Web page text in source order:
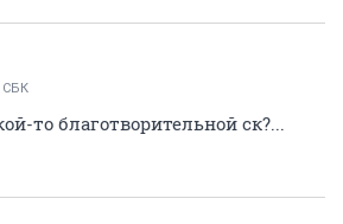
СБК
то благотворительной ск?...